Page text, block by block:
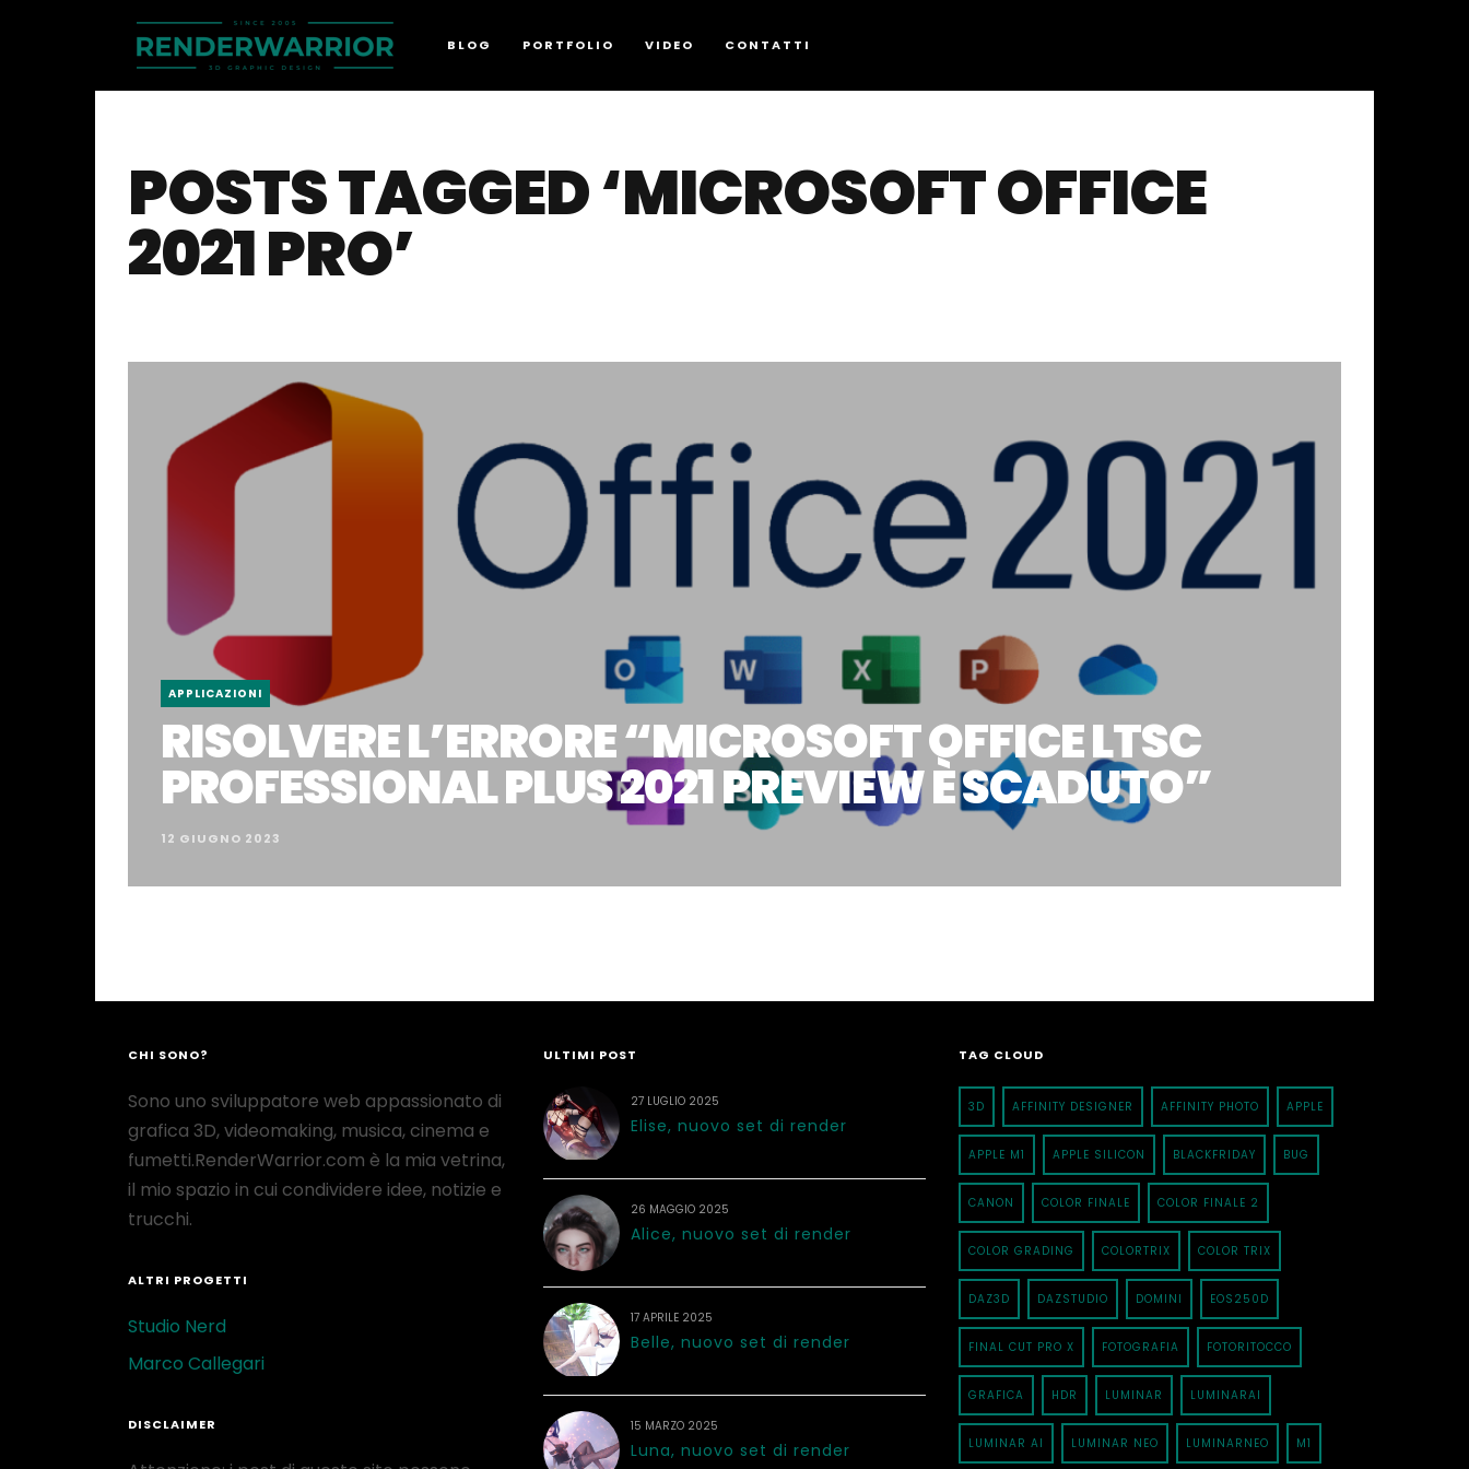
BLOG PORTFOLIO VIDEO CONTATTI
POSTS TAGGED ‘MICROSOFT OFFICE
2021 PRO’
APPLICAZIONI
RISOLVERE L’ERRORE “MICROSOFT OFFICE LTSC
PROFESSIONAL PLUS 2021 PREVIEW È SCADUTO”
12 GIUGNO 2023
CHI SONO?
Sono uno sviluppatore web appassionato di
grafica 3D, videomaking, musica, cinema e
fumetti.RenderWarrior.com è la mia vetrina,
il mio spazio in cui condividere idee, notizie e
trucchi.
ALTRI PROGETTI
Studio Nerd
Marco Callegari
DISCLAIMER
ULTIMI POST
27 LUGLIO 2025
Elise, nuovo set di render
26 MAGGIO 2025
Alice, nuovo set di render
17 APRILE 2025
Belle, nuovo set di render
15 MARZO 2025
Luna, nuovo set di render
TAG CLOUD
3D AFFINITY DESIGNER AFFINITY PHOTO APPLE
APPLE M1 APPLE SILICON BLACKFRIDAY BUG
CANON COLOR FINALE COLOR FINALE 2
COLOR GRADING COLORTRIX COLOR TRIX
DAZ3D DAZSTUDIO DOMINI EOS250D
FINAL CUT PRO X FOTOGRAFIA FOTORITOCCO
GRAFICA HDR LUMINAR LUMINARAI
LUMINAR AI LUMINAR NEO LUMINARNEO M1